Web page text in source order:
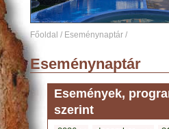
Főoldal / Eseménynaptár /
Eseménynaptár
Események,
szerint